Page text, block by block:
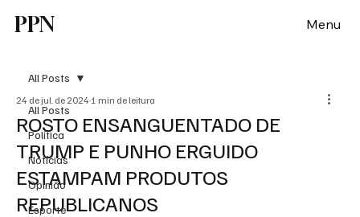
PPN Menu
All Posts
Política
Notícias
Opinião
Esporte
All Posts
ROSTO ENSANGUENTADO DE
TRUMP E PUNHO ERGUIDO
ESTAMPAM PRODUTOS
REPUBLICANOS
24 de jul. de 2024 1 min de leitura